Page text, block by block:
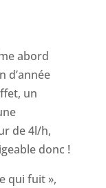
abord
d’année
un
de 4l/h,
donc !
qui fuit »,